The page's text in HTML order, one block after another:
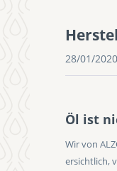
28/01/
Öl ist
Wir von
ersichtlich,